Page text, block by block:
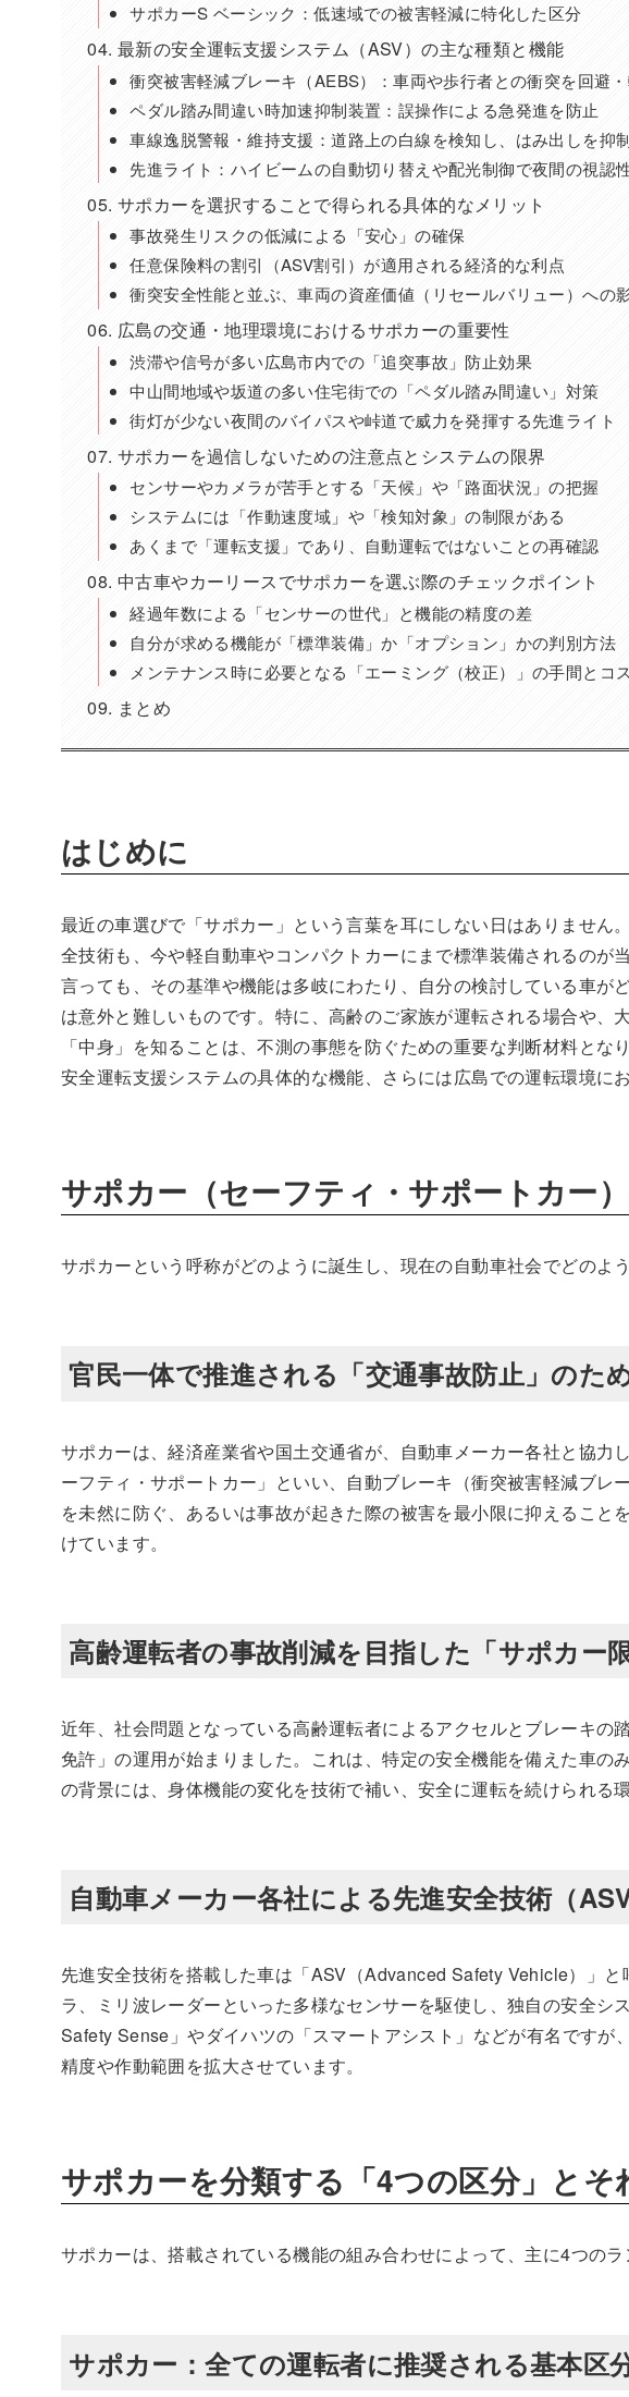
サポカーS ベーシック：低速域での被害軽減に特化した区分
最新の安全運転支援システム（ASV）の主な種類と機能
衝突被害軽減ブレーキ（AEBS）：車両や歩行者との衝突を回避
ペダル踏み間違い時加速抑制装置：誤操作による急発進を防止
車線逸脱警報・維持支援：道路上の白線を検知し、はみ出しを抑
先進ライト：ハイビームの自動切り替えや配光制御で夜間の視認
サポカーを選択することで得られる具体的なメリット
事故発生リスクの低減による「安心」の確保
任意保険料の割引（ASV割引）が適用される経済的な利点
衝突安全性能と並ぶ、車両の資産価値（リセールバリュー）への
広島の交通・地理環境におけるサポカーの重要性
渋滞や信号が多い広島市内での「追突事故」防止効果
中山間地域や坂道の多い住宅街での「ペダル踏み間違い」対策
街灯が少ない夜間のバイパスや峠道で威力を発揮する先進ライト
サポカーを過信しないための注意点とシステムの限界
センサーやカメラが苦手とする「天候」や「路面状況」の把握
システムには「作動速度域」や「検知対象」の制限がある
あくまで「運転支援」であり、自動運転ではないことの再確認
中古車やカーリースでサポカーを選ぶ際のチェックポイント
経過年数による「センサーの世代」と機能の精度の差
自分が求める機能が「標準装備」か「オプション」かの判別方法
メンテナンス時に必要となる「エーミング（校正）」の手間とコ
まとめ
はじめに
最近の車選びで「サポカー」という言葉を耳にしない日はありませ
全技術も、今や軽自動車やコンパクトカーにまで標準装備されるのが
言っても、その基準や機能は多岐にわたり、自分の検討している車
は意外と難しいものです。特に、高齢のご家族が運転される場合や
「中身」を知ることは、不測の事態を防ぐための重要な判断材料と
安全運転支援システムの具体的な機能、さらには広島での運転環境に
サポカー（セーフティ・サポートカー
サポカーという呼称がどのように誕生し、現在の自動車社会でどのよ
官民一体で推進される「交通事故防止」のた
サポカーは、経済産業省や国土交通省が、自動車メーカー各社と協力
ーフティ・サポートカー」といい、自動ブレーキ（衝突被害軽減ブ
を未然に防ぐ、あるいは事故が起きた際の被害を最小限に抑えるこ
けています。
高齢運転者の事故削減を目指した「サポカー
近年、社会問題となっている高齢運転者によるアクセルとブレーキ
免許」の運用が始まりました。これは、特定の安全機能を備えた車
の背景には、身体機能の変化を技術で補い、安全に運転を続けられる
自動車メーカー各社による先進安全技術（
先進安全技術を搭載した車は「ASV（Advanced Safety Vehicle）」
ラ、ミリ波レーダーといった多様なセンサーを駆使し、独自の安全シ
Safety Sense」やダイハツの「スマートアシスト」などが有名ですが
精度や作動範囲を拡大させています。
サポカーを分類する「4つの区分」とそ
サポカーは、搭載されている機能の組み合わせによって、主に4つのラ
サポカー：全ての運転者に推奨される基本区